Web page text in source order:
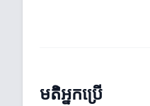
មតិអ្នកប្រើ